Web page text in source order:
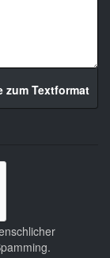
zum Textformat